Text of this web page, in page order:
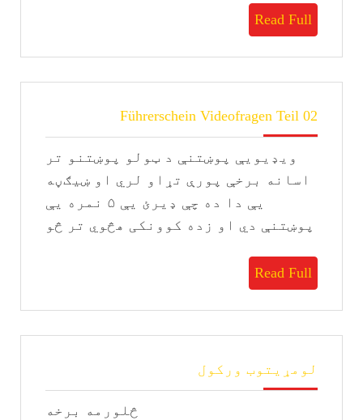
Read Full
Read
Full
Führerschein Videofragen Teil 02
Führerschein
02
ویډیویې پوښتنې د ټولو پوښتنو تر
اسانه برخې پورې تړاو لري او ښيګڼه
یې دا ده چې ډیرئ يې ۵ نمره یې
پوښتنې دي او زده کوونکی هڅوي تر څو
Read Full
Read
Full
لومړیتوب ورکول
څلورمه برخه